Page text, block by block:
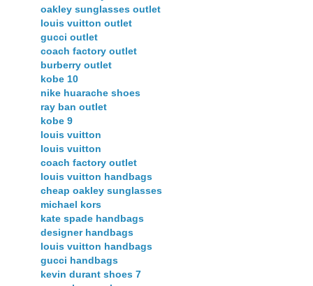
oakley sunglasses outlet
louis vuitton outlet
gucci outlet
coach factory outlet
burberry outlet
kobe 10
nike huarache shoes
ray ban outlet
kobe 9
louis vuitton
louis vuitton
coach factory outlet
louis vuitton handbags
cheap oakley sunglasses
michael kors
kate spade handbags
designer handbags
louis vuitton handbags
gucci handbags
kevin durant shoes 7